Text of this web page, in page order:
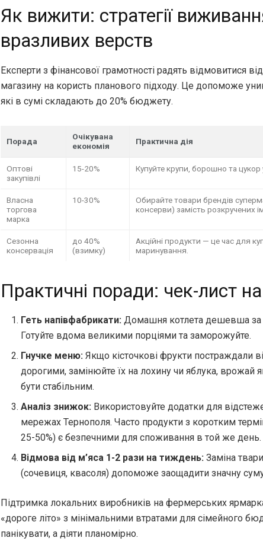
Як вижити: стратегії
вразливих верств
Експерти з фінансової грамотності радять відмовитися
магазину на користь планового підходу. Це допоможе
які в сумі складають до 20% бюджету.
Порада
Очікувана
економія
Практична дія
Оптові
закупівлі
15-20% Купуйте крупи, борошно та цукор
Власна
торгова
марка
10-30%
Обирайте товари брендів
консерви) замість розкручених
Сезонна
консервація
до 40%
(взимку)
Акційні продукти — це час для
маринування.
Практичні поради: чек-лист
Геть напівфабрикати: Домашня котлета дешевша за
Готуйте вдома великими порціями та заморожуйте.
Гнучке меню: Якщо кісточкові фрукти постраждали
дорогими, замінюйте їх на лохину чи яблука, врожай
бути стабільним.
Аналіз знижок: Використовуйте додатки для
мережах Тернополя. Часто продукти з коротким
25-50%) є безпечними для споживання в той же день.
Відмова від м’яса 1-2 рази на тиждень: Заміна
(сочевиця, квасоля) допоможе заощадити значну
Підтримка локальних виробників на фермерських
«дороге літо» з мінімальними втратами для сімейного
панікувати, а діяти планомірно.